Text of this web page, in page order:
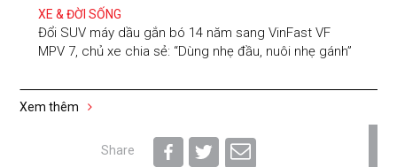
XE & ĐỜI SỐNG
Đổi SUV máy dầu gắn bó 14 năm sang VinFast VF
MPV 7, chủ xe chia sẻ: “Dùng nhẹ đầu, nuôi nhẹ gánh”
Xem thêm
Share